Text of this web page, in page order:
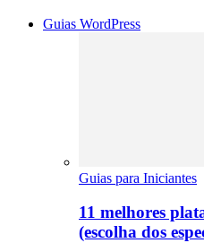
Guias WordPress
Guias para Iniciantes
11 melhores
(escolha dos